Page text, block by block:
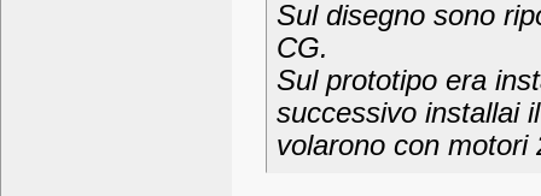
Sul disegno sono
CG.
Sul prototipo era
successivo installai
volarono con